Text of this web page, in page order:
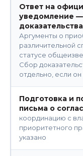
Ответ на
уведомление
Аргументы о
различительной
статусе
Сбор
отдельно, если
Подготовка и
письма о
координацию с
приоритетного
указано